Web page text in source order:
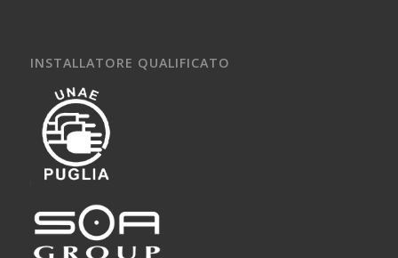
INSTALLATORE QUALIFICATO